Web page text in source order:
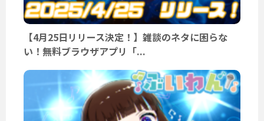
【4月25日リリース決定！】雑談のネタに困らな
い！無料ブラウザアプリ「...